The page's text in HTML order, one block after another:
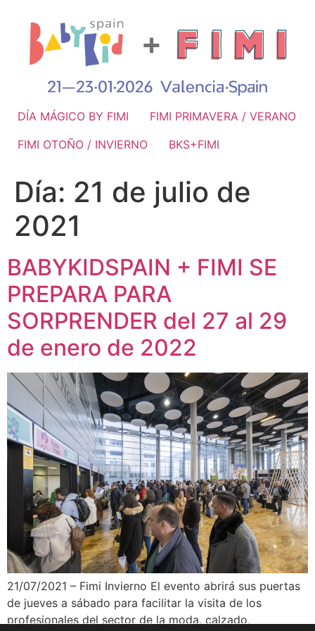
DÍA MÁGICO BY FIMI
FIMI PRIMAVERA / VERANO
FIMI OTOÑO / INVIERNO
BKS+FIMI
Día: 21 de julio de
2021
BABYKIDSPAIN + FIMI SE
PREPARA PARA
SORPRENDER del 27 al 29
de enero de 2022
21/07/2021 – Fimi Invierno El evento abrirá sus puertas
de jueves a sábado para facilitar la visita de los
profesionales del sector de la moda, calzado,